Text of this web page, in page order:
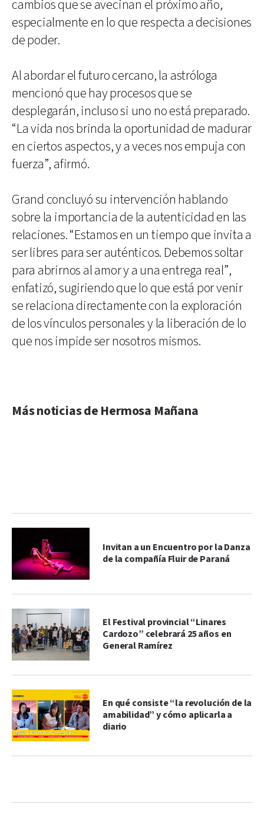
cambios que se avecinan el próximo año,
especialmente en lo que respecta a decisiones
de poder.
Al abordar el futuro cercano, la astróloga
mencionó que hay procesos que se
desplegarán, incluso si uno no está preparado.
“La vida nos brinda la oportunidad de madurar
en ciertos aspectos, y a veces nos empuja con
fuerza”, afirmó.
Grand concluyó su intervención hablando
sobre la importancia de la autenticidad en las
relaciones. “Estamos en un tiempo que invita a
ser libres para ser auténticos. Debemos soltar
para abrirnos al amor y a una entrega real”,
enfatizó, sugiriendo que lo que está por venir
se relaciona directamente con la exploración
de los vínculos personales y la liberación de lo
que nos impide ser nosotros mismos.
Más noticias de Hermosa Mañana
Invitan a un Encuentro por la Danza
de la compañía Fluir de Paraná
El Festival provincial “Linares
Cardozo” celebrará 25 años en
General Ramírez
En qué consiste “la revolución de la
amabilidad” y cómo aplicarla a
diario